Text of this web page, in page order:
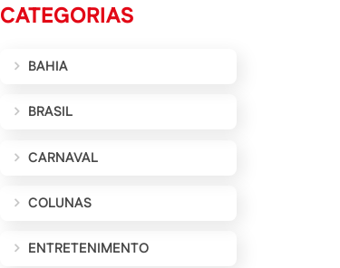
CATEGORIAS
BAHIA
BRASIL
CARNAVAL
COLUNAS
ENTRETENIMENTO